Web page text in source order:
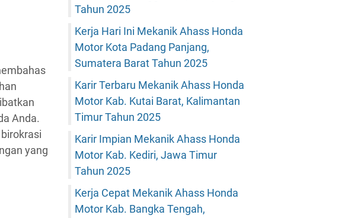
Anda.
yang
Tahun 2025
Kerja Hari Ini Mekanik Ahass Honda
Motor Kota Padang Panjang,
Sumatera Barat Tahun 2025
Karir Terbaru Mekanik Ahass Honda
Motor Kab. Kutai Barat, Kalimantan
Timur Tahun 2025
Karir Impian Mekanik Ahass Honda
Motor Kab. Kediri, Jawa Timur
Tahun 2025
Kerja Cepat Mekanik Ahass Honda
Motor Kab. Bangka Tengah,